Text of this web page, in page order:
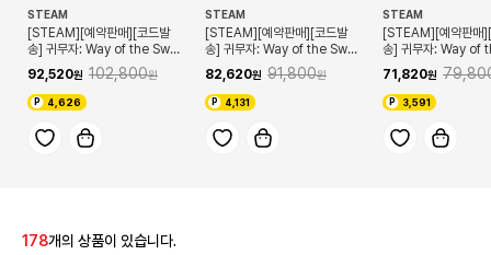
STEAM
[STEAM][예약판매][코드발
송] 귀무자: Way of the Swor
d 프리미엄 디럭스 에디션(9/4
코드확인 가능)
92,520 102,800
4,626
STEAM
[STEAM][예약판매][코드발
송] 귀무자: Way of the Swor
d 디럭스 에디션(9/4 코드확인
가능)
82,620 91,800
4,131
STEAM
[STEAM][예약판매
송] 귀무자: Way of
d(9/4 코드확인 가
71,820
3,591
178개의 상품이 있습니다.